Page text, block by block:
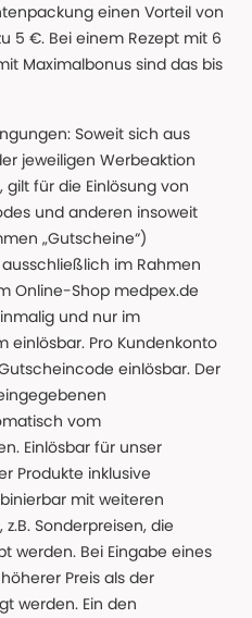
einen Vorteil von
5 €. Bei einem Rezept mit 6
Maximalbonus sind das bis
Soweit sich aus
jeweiligen Werbeaktion
für die Einlösung von
und anderen insoweit
„Gutscheine“)
im Rahmen
Online-Shop medpex.de
und nur im
einlösbar. Pro Kundenkonto
einlösbar. Der
vom
Einlösbar für unser
Produkte inklusive
mit weiteren
Sonderpreisen, die
werden. Bei Eingabe eines
Preis als der
werden. Ein den